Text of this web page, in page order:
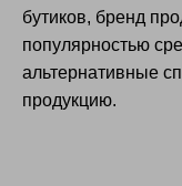
бутиков, бренд
популярностью
альтернативные
продукцию.